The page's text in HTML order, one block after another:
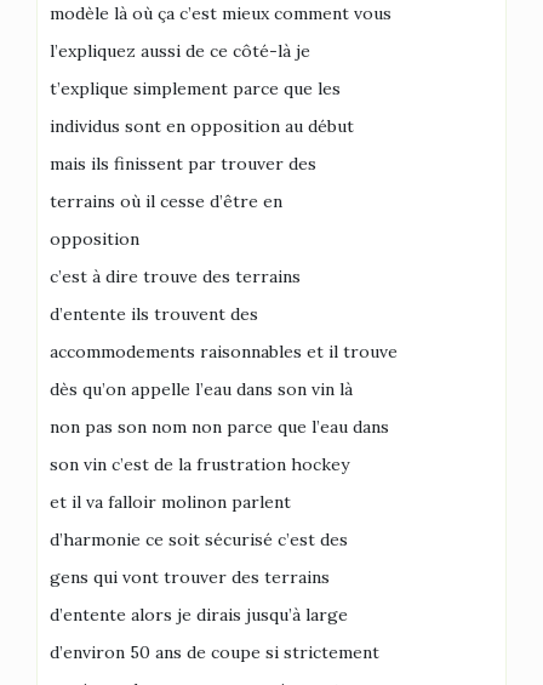
modèle là où ça c’est mieux comment vous
l’expliquez aussi de ce côté-là je
t’explique simplement parce que les
individus sont en opposition au début
mais ils finissent par trouver des
terrains où il cesse d’être en
opposition
c’est à dire trouve des terrains
d’entente ils trouvent des
accommodements raisonnables et il trouve
dès qu’on appelle l’eau dans son vin là
non pas son nom non parce que l’eau dans
son vin c’est de la frustration hockey
et il va falloir molinon parlent
d’harmonie ce soit sécurisé c’est des
gens qui vont trouver des terrains
d’entente alors je dirais jusqu’à large
d’environ 50 ans de coupe si strictement